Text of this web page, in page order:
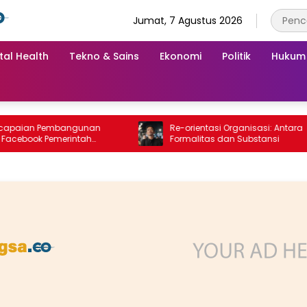
Jumat, 7 Agustus 2026
Health Tekno & Sains Ekonomi Politik Hukum
Pembangunan
Pemerintah
“Dirujak” Warganet
Re-orientasi Organisasi: Antara
Formalitas dan Substansi